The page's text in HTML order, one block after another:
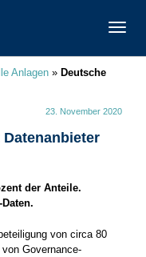
Anlagen » Deutsche
23. November 2020
der Anteile.
von circa 80
Governance-